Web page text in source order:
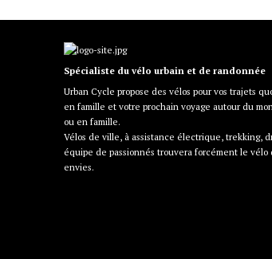
Spécialiste du vélo urbain et de randonnée
Urban Cycle propose des vélos pour vos trajets
en famille et votre prochain voyage autour du
ou en famille.
Vélos de ville, à assistance électrique, trekking,
équipe de passionnés trouvera forcément le vélo
envies.